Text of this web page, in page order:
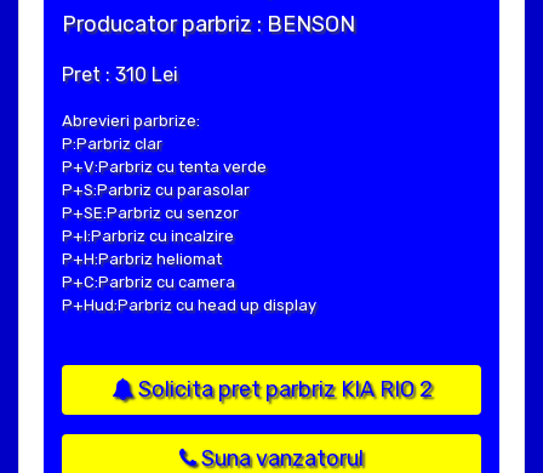
Producator parbriz : BENSON
Pret : 310 Lei
Abrevieri parbrize:
P:Parbriz clar
P+V:Parbriz cu tenta verde
P+S:Parbriz cu parasolar
P+SE:Parbriz cu senzor
P+I:Parbriz cu incalzire
P+H:Parbriz heliomat
P+C:Parbriz cu camera
P+Hud:Parbriz cu head up display
Solicita pret parbriz KIA RIO 2
Suna vanzatorul